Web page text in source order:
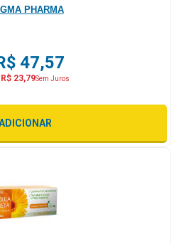
PHARMA
47,57
R$ 23,79Sem Juros